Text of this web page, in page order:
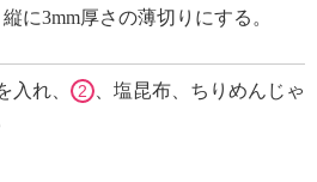
に3mm厚さの薄切りにする。
入れ、 2
、塩昆布、ちりめんじゃ